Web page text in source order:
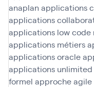
anaplan applications
applications
applications low code
applications métiers
applications oracle
applications unlimited
formel approche agile